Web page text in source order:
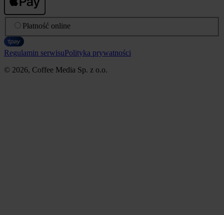
Płatność online
Regulamin serwisuPolityka prywatności
© 2026, Coffee Media Sp. z o.o.